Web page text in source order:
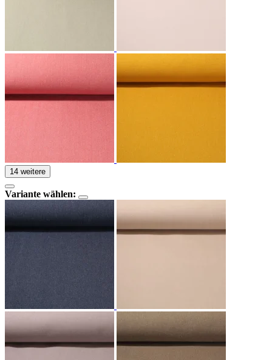
14 weitere
Variante wählen: